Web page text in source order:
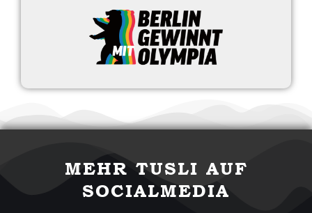
MEHR TUSLI AUF
SOCIALMEDIA